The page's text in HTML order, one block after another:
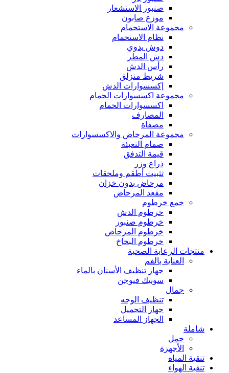
صنبور الاستشعار
موزع صابون
مجموعة الاستحمام
نظام الاستحمام
دوش يدوي
دش المطر
رأس الدش
شريط منزلق
إكسسوارات الدش
مجموعة اكسسوارات الحمام
اكسسوارات الحمام
المصارف
مصفاة
مجموعة المرحاض والاكسسوارات
صمام التعبئة
قيمة التدفق
ذراع وزر
تثبيت أطقم وملحقات
مرحاض بدون خزان
مقعد المرحاض
جمع خرطوم
خرطوم الدش
خرطوم صنبور
خرطوم المرحاض
خرطوم البخاخ
منتجات الرعاية الصحية
العناية بالفم
جهاز تنظيف الأسنان بالماء
سونيك فيوجن
جمال
تنظيف الوجه
جهاز التجميل
الجهاز المساعد
شاملة
جمل
الأجهزة
تنقية المياه
تنقية الهواء